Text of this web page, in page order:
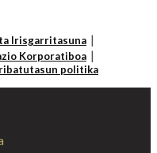
Irisgarritasuna
Korporatiboa
politika